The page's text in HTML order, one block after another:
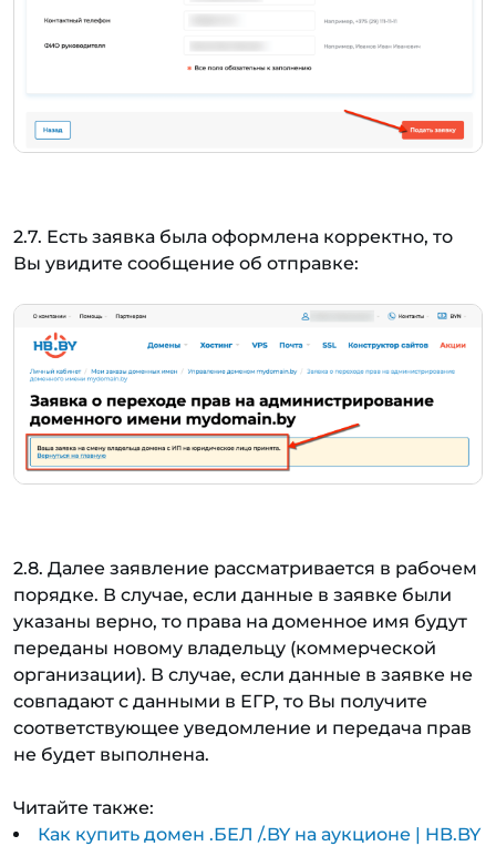
2.7. Есть заявка была оформлена корректно, то
Вы увидите сообщение об отправке:
2.8. Далее заявление рассматривается в рабочем
порядке. В случае, если данные в заявке были
указаны верно, то права на доменное имя будут
переданы новому владельцу (коммерческой
организации). В случае, если данные в заявке не
совпадают с данными в ЕГР, то Вы получите
соответствующее уведомление и передача прав
не будет выполнена.
Читайте также:
Как купить домен .БЕЛ /.BY на аукционе | HB.BY